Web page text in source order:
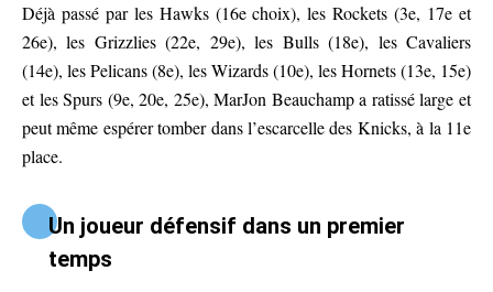
Déjà passé par les Hawks (16e choix), les Rockets (3e, 17e et
26e), les Grizzlies (22e, 29e), les Bulls (18e), les Cavaliers
(14e), les Pelicans (8e), les Wizards (10e), les Hornets (13e, 15e)
et les Spurs (9e, 20e, 25e), MarJon Beauchamp a ratissé large et
peut même espérer tomber dans l’escarcelle des Knicks, à la 11e
place.
Un joueur défensif dans un premier
temps